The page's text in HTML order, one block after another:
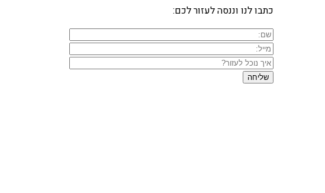
כתבו לנו וננסה לעזור לכם: